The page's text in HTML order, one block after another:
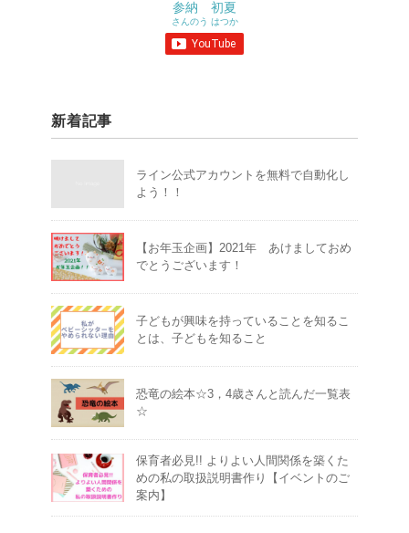
参納 初夏
さんのう はつか
新着記事
ライン公式アカウントを無料で自動化し
よう！！
【お年玉企画】2021年 あけましておめ
でとうございます！
子どもが興味を持っていることを知るこ
とは、子どもを知ること
恐竜の絵本☆3，4歳さんと読んだ一覧表
☆
保育者必見!! よりよい人間関係を築くた
めの私の取扱説明書作り【イベントのご
案内】